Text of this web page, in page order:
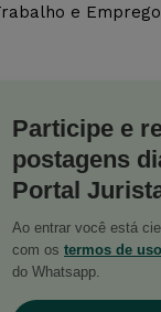
e
Participe e
postagens
Portal
Ao entrar você está
com os termos de uso
do Whatsapp.